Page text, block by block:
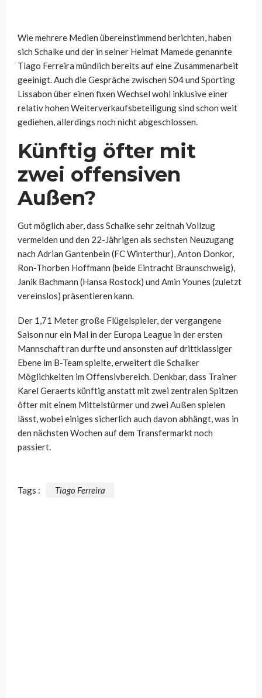
Wie mehrere Medien übereinstimmend berichten, haben
sich Schalke und der in seiner Heimat Mamede genannte
Tiago Ferreira mündlich bereits auf eine Zusammenarbeit
geeinigt. Auch die Gespräche zwischen S04 und Sporting
Lissabon über einen fixen Wechsel wohl inklusive einer
relativ hohen Weiterverkaufsbeteiligung sind schon weit
gediehen, allerdings noch nicht abgeschlossen.
Künftig öfter mit
zwei offensiven
Außen?
Gut möglich aber, dass Schalke sehr zeitnah Vollzug
vermelden und den 22-Jährigen als sechsten Neuzugang
nach Adrian Gantenbein (FC Winterthur), Anton Donkor,
Ron-Thorben Hoffmann (beide Eintracht Braunschweig),
Janik Bachmann (Hansa Rostock) und Amin Younes (zuletzt
vereinslos) präsentieren kann.
Der 1,71 Meter große Flügelspieler, der vergangene
Saison nur ein Mal in der Europa League in der ersten
Mannschaft ran durfte und ansonsten auf drittklassiger
Ebene im B-Team spielte, erweitert die Schalker
Möglichkeiten im Offensivbereich. Denkbar, dass Trainer
Karel Geraerts künftig anstatt mit zwei zentralen Spitzen
öfter mit einem Mittelstürmer und zwei Außen spielen
lässt, wobei einiges sicherlich auch davon abhängt, was in
den nächsten Wochen auf dem Transfermarkt noch
passiert.
Tags : Tiago Ferreira